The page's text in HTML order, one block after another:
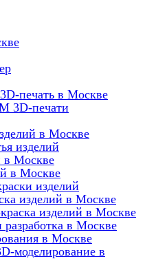
печать в Москве
3D-печати
в Москве
изделий
в Москве
в Москве
изделий
изделий в Москве
изделий в Москве
в Москве
в Москве
моделирование в